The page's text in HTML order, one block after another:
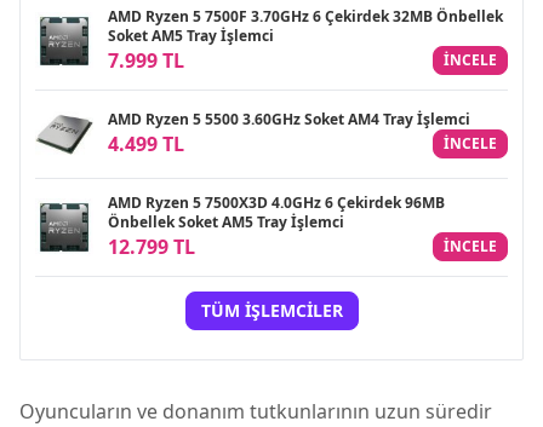
AMD Ryzen 5 7500F 3.70GHz 6 Çekirdek 32MB Önbellek
Soket AM5 Tray İşlemci
7.999 TL INCELE
AMD Ryzen 5 5500 3.60GHz Soket AM4 Tray İşlemci
4.499 TL INCELE
AMD Ryzen 5 7500X3D 4.0GHz 6 Çekirdek 96MB
Önbellek Soket AM5 Tray İşlemci
12.799 TL INCELE
TÜM İŞLEMCILER
Oyuncuların ve donanım tutkunlarının uzun süredir